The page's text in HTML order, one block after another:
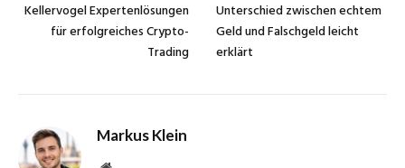
Kellervogel Expertenlösungen
für erfolgreiches Crypto-
Trading
Unterschied zwischen echtem
Geld und Falschgeld leicht
erklärt
Markus Klein